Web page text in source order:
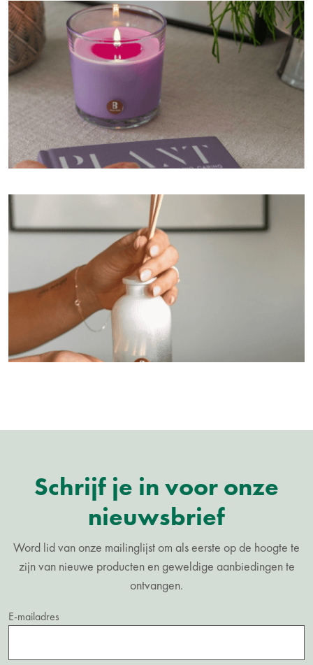
Schrijf je in voor onze
nieuwsbrief
Word lid van onze mailinglijst om als eerste op de hoogte te
zijn van nieuwe producten en geweldige aanbiedingen te
ontvangen.
E-mailadres